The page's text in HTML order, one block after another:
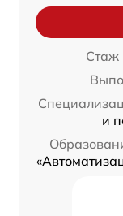
Стаж
и